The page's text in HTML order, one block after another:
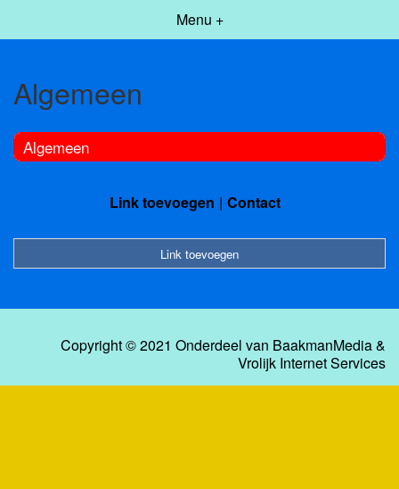
Menu +
Algemeen
Algemeen
Link toevoegen Contact
Link toevoegen
Copyright © 2021 Onderdeel van BaakmanMedia&
Vrolijk Internet Services